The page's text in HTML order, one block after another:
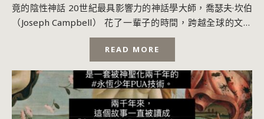
竟的陰性神話 20世紀最具影響力的神話學大師，喬瑟夫·坎伯
（Joseph Campbell） 花了一輩子的時間，跨越全球的文明
廢墟，梳理出人類心...
READ MORE